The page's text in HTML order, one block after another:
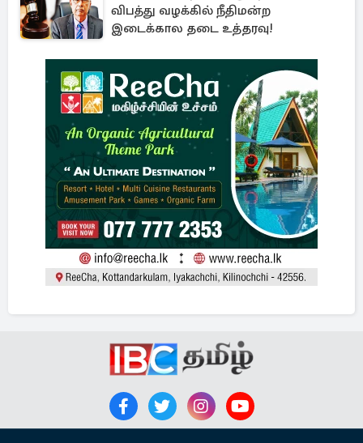
விபத்து வழக்கில் நீதிமன்ற
இடைக்கால தடை உத்தரவு!